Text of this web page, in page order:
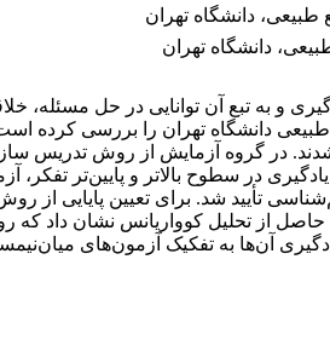
دانشگاه تهران
دانشگاه تهران
و به تبع آن توانایی در حل
سنجش یادگیری در سطوح بالاتر و
تأیید شد. برای تعیین پایایی از
به ترتیب 997/0 و 991/0 برآورد شد. نتایج
آن‌ها به تفکیک آزمون‌های